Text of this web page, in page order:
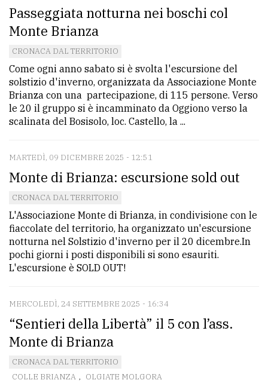
Passeggiata notturna nei boschi col
Monte Brianza
CRONACA DAL TERRITORIO
Come ogni anno sabato si è svolta l'escursione del
solstizio d'inverno, organizzata da Associazione Monte
Brianza con una partecipazione, di 115 persone. Verso
le 20 il gruppo si è incamminato da Oggiono verso la
scalinata del Bosisolo, loc. Castello, la ...
MARTEDÌ, 09 DICEMBRE 2025 - 12:51
Monte di Brianza: escursione sold out
CRONACA DAL TERRITORIO
L'Associazione Monte di Brianza, in condivisione con le
fiaccolate del territorio, ha organizzato un'escursione
notturna nel Solstizio d'inverno per il 20 dicembre.In
pochi giorni i posti disponibili si sono esauriti.
L'escursione è SOLD OUT!
MERCOLEDÌ, 24 SETTEMBRE 2025 - 16:34
“Sentieri della Libertà” il 5 con l’ass.
Monte di Brianza
CRONACA DAL TERRITORIO
COLLE BRIANZA , OLGIATE MOLGORA